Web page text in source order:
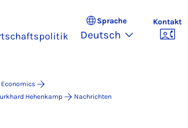
Sprache
Deutsch
Kontakt
Hehenkamp
Nachrichten